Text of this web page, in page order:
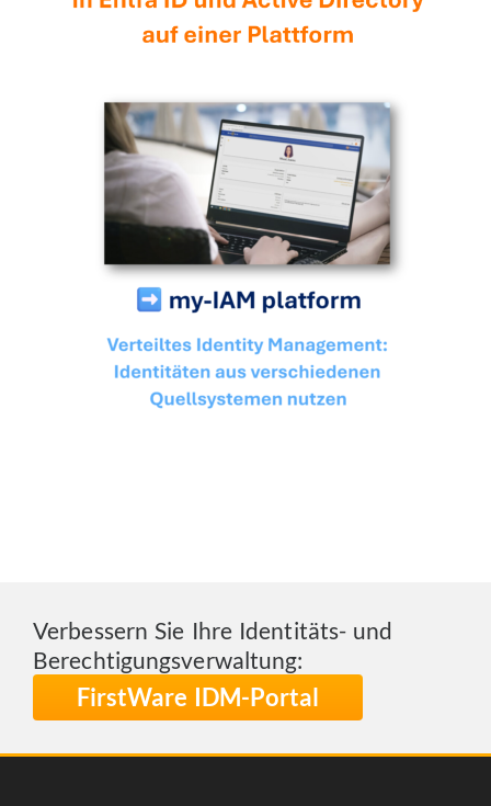
Verbessern Sie Ihre Identitäts- und
Berechtigungsverwaltung:
FirstWare IDM-Portal